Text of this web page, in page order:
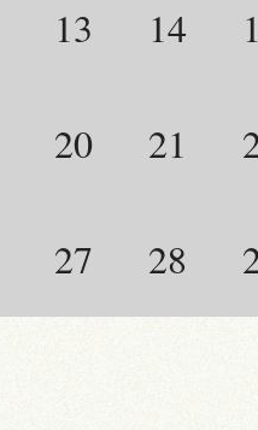
13 14
20 21
27 28